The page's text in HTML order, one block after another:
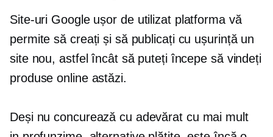
Site-uri Google ușor de utilizatplatforma vă
permite să creați și să publicați cu ușurință un
site nou, astfel încât să puteți începe să vindeți
produse online astăzi.
Deși nu concurează cu adevărat cu mai mult